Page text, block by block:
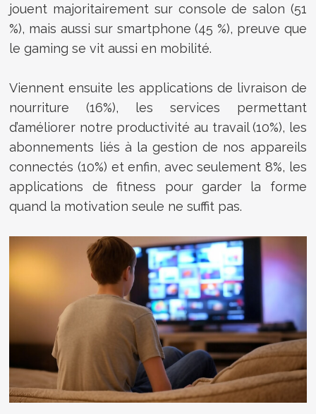
jouent majoritairement sur console de salon (51
%), mais aussi sur smartphone (45 %), preuve que
le gaming se vit aussi en mobilité.
Viennent ensuite les applications de livraison de
nourriture (16%), les services permettant
d’améliorer notre productivité au travail (10%), les
abonnements liés à la gestion de nos appareils
connectés (10%) et enfin, avec seulement 8%, les
applications de fitness pour garder la forme
quand la motivation seule ne suffit pas.